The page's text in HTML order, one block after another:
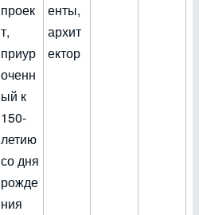
проек
т,
приур
оченн
ый к
150-
летию
со дня
рожде
ния
енты,
архит
ектор